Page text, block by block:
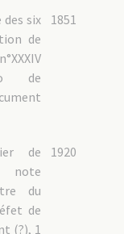
apostoliques
1851
six
de
de
1920
de
note
du
de
(?), 1